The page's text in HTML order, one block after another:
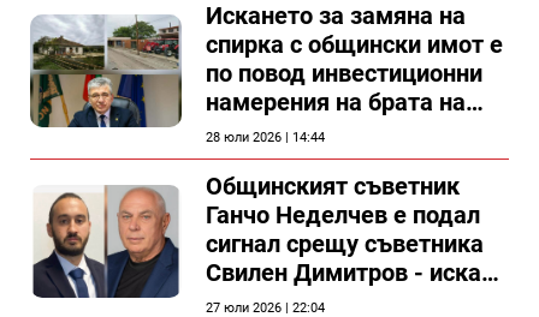
Искането за замяна на
спирка с общински имот е
по повод инвестиционни
намерения на брата на
председателя на
Общински съвет Силистра
28 юли 2026 | 14:44
Общинският съветник
Ганчо Неделчев е подал
сигнал срещу съветника
Свилен Димитров - иска
етичната комисия на
27 юли 2026 | 22:04